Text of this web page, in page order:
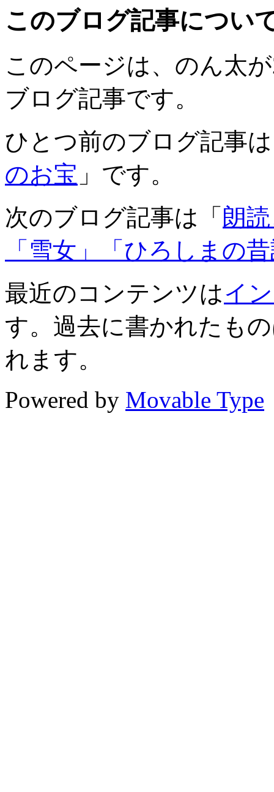
このブログ記事につい
このページは、のん太
ブログ記事です。
ひとつ前のブログ記事
のお宝 」です。
次のブログ記事は「 朗
「雪女」「ひろしまの
最近のコンテンツはイ
す。過去に書かれたも
れます。
Powered by Movable Type